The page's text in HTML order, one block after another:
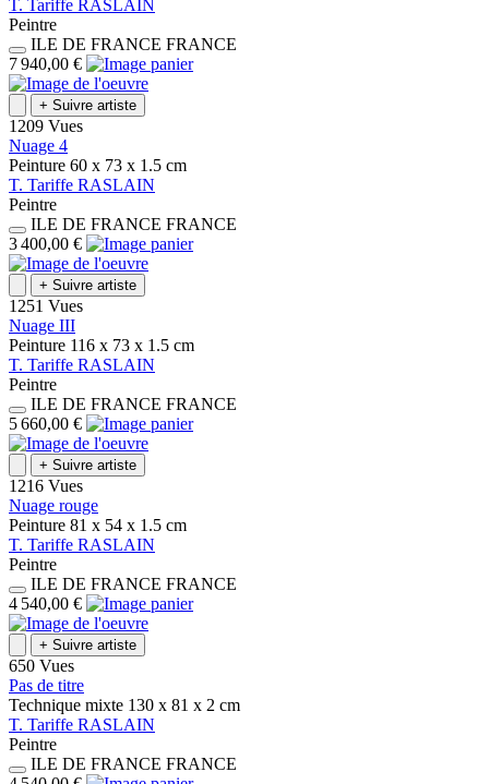
T. Tariffe RASLAIN
Peintre
ILE DE FRANCE FRANCE
7 940,00 €
+ Suivre artiste
1209 Vues
Nuage 4
Peinture 60 x 73 x 1.5 cm
T. Tariffe RASLAIN
Peintre
ILE DE FRANCE FRANCE
3 400,00 €
+ Suivre artiste
1251 Vues
Nuage III
Peinture 116 x 73 x 1.5 cm
T. Tariffe RASLAIN
Peintre
ILE DE FRANCE FRANCE
5 660,00 €
+ Suivre artiste
1216 Vues
Nuage rouge
Peinture 81 x 54 x 1.5 cm
T. Tariffe RASLAIN
Peintre
ILE DE FRANCE FRANCE
4 540,00 €
+ Suivre artiste
650 Vues
Pas de titre
Technique mixte 130 x 81 x 2 cm
T. Tariffe RASLAIN
Peintre
ILE DE FRANCE FRANCE